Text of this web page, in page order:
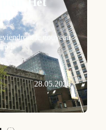
le nouveau
!
28.05.2026